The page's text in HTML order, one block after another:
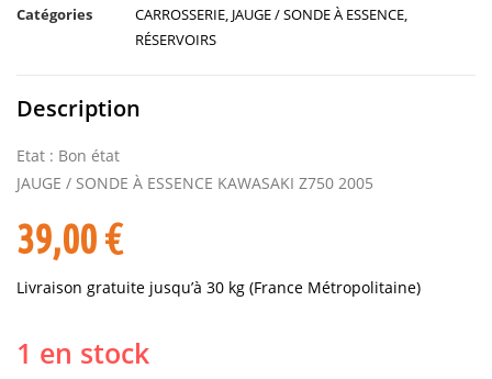
Catégories
CARROSSERIE JAUGE / SONDE À ESSENCE
RÉSERVOIRS
Description
Etat : Bon état
JAUGE / SONDE À ESSENCE KAWASAKI Z750 2005
39,00€
Livraison gratuite jusqu’à 30 kg (France Métropolitaine)
1 en stock